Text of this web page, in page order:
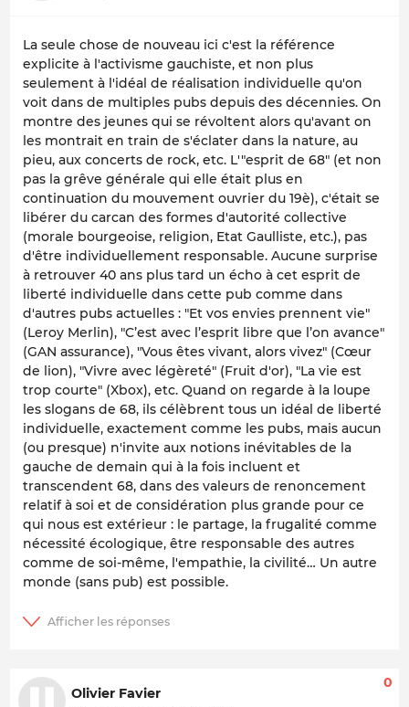
La seule chose de nouveau ici c'est la référence
explicite à l'activisme gauchiste, et non plus
seulement à l'idéal de réalisation individuelle qu'on
voit dans de multiples pubs depuis des décennies. On
montre des jeunes qui se révoltent alors qu'avant on
les montrait en train de s'éclater dans la nature, au
pieu, aux concerts de rock, etc. L'"esprit de 68" (et non
pas la grêve générale qui elle était plus en
continuation du mouvement ouvrier du 19è), c'était se
libérer du carcan des formes d'autorité collective
(morale bourgeoise, religion, Etat Gaulliste, etc.), pas
d'être individuellement responsable. Aucune surprise
à retrouver 40 ans plus tard un écho à cet esprit de
liberté individuelle dans cette pub comme dans
d'autres pubs actuelles : "Et vos envies prennent vie"
(Leroy Merlin), "C’est avec l’esprit libre que l’on avance"
(GAN assurance), "Vous êtes vivant, alors vivez" (Cœur
de lion), "Vivre avec légèreté" (Fruit d'or), "La vie est
trop courte" (Xbox), etc. Quand on regarde à la loupe
les slogans de 68, ils célèbrent tous un idéal de liberté
individuelle, exactement comme les pubs, mais aucun
(ou presque) n'invite aux notions inévitables de la
gauche de demain qui à la fois incluent et
transcendent 68, dans des valeurs de renoncement
relatif à soi et de considération plus grande pour ce
qui nous est extérieur : le partage, la frugalité comme
nécessité écologique, être responsable des autres
comme de soi-même, l'empathie, la civilité… Un autre
monde (sans pub) est possible.
Olivier Favier
0